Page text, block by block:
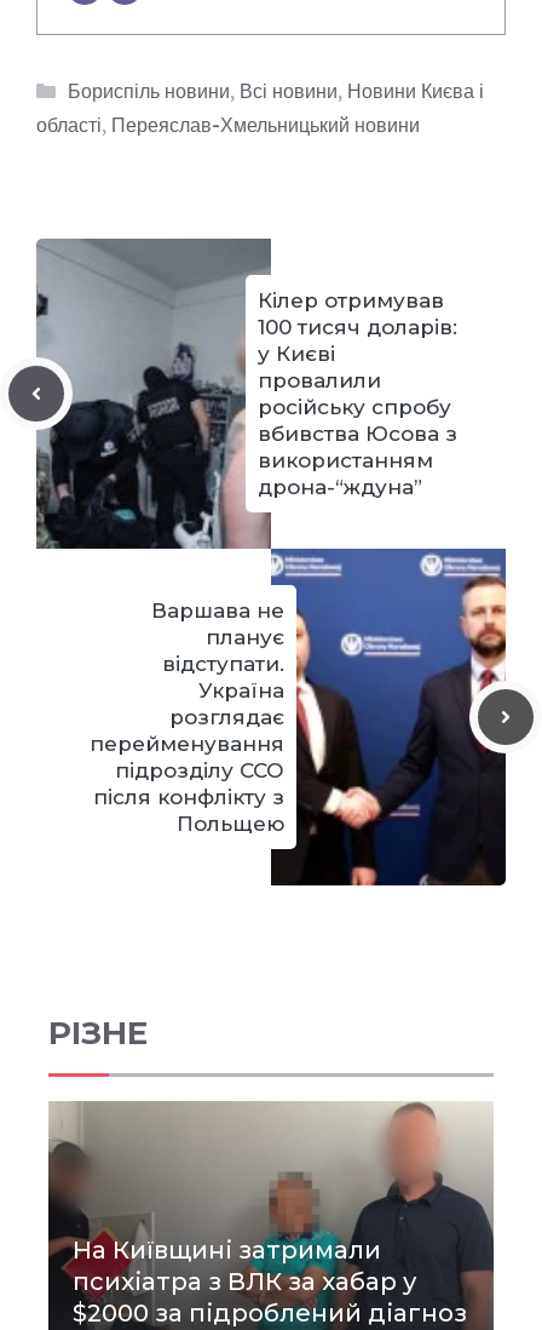
Категорії
Бориспіль новини, Всі новини, Новини Києва і
області, Переяслав-Хмельницький новини
Кілер отримував
100 тисяч доларів:
у Києві
провалили
російську спробу
вбивства Юсова з
використанням
дрона-“ждуна”
Варшава не
планує
відступати.
Україна
розглядає
перейменування
підрозділу ССО
після конфлікту з
Польщею
РІЗНЕ
На Київщині затримали
психіатра з ВЛК за хабар у
$2000 за підроблений діагноз